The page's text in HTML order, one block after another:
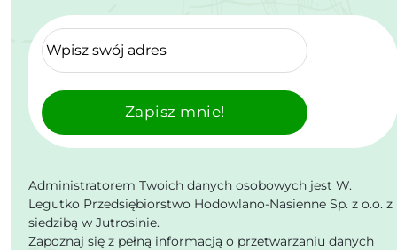
Zapisz mnie!
Administratorem Twoich danych osobowych jest W.
Legutko Przedsiębiorstwo Hodowlano-Nasienne Sp. z o.o. z
siedzibą w Jutrosinie.
Zapoznaj się z pełną informacją o przetwarzaniu danych